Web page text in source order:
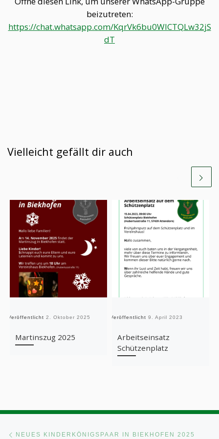
beizutreten:
https://chat.whatsapp.com/KqrVk6bu0WICTQLw32jS
dT
Vielleicht gefällt dir auch
Veröffentlicht 2. Oktober 2025
Martinszug 2025
Veröffentlicht 9. April 2023
Arbeitseinsatz
Schützenplatz
Beitragsnavigation
NEUES KINDERKÖNIGSPAAR IN BIEKHOFEN 2025